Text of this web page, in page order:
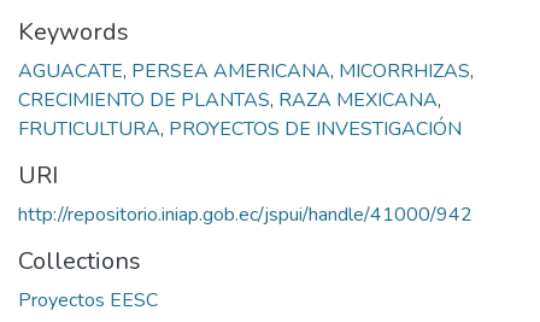
Keywords
AGUACATE, PERSEA AMERICANA, MICORRHIZAS,
CRECIMIENTO DE PLANTAS, RAZA MEXICANA,
FRUTICULTURA, PROYECTOS DE INVESTIGACIÓN
URI
http://repositorio.iniap.gob.ec/jspui/handle/41000/942
Collections
Proyectos EESC